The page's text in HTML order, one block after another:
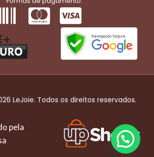
LeJoie. Todos os direitos reservados.
pela